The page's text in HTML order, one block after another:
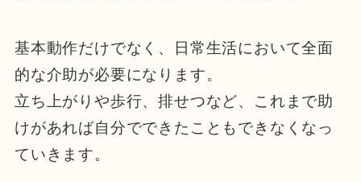
基本動作だけでなく、日常生活において全面
的な介助が必要になります。
立ち上がりや歩行、排せつなど、これまで助
けがあれば自分でできたこともできなくなっ
ていきます。